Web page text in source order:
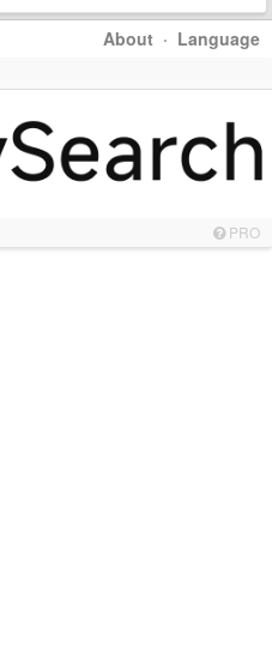
About · Language
PRO